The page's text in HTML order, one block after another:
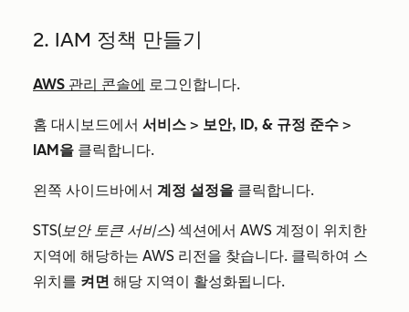
2. IAM 정책 만들기
AWS 관리 콘솔에 로그인합니다.
홈 대시보드에서 서비스 > 보안, ID, & 규정 준수 >
IAM을 클릭합니다.
왼쪽 사이드바에서 계정 설정을 클릭합니다.
STS(보안 토큰 서비스) 섹션에서 AWS 계정이 위치한
지역에 해당하는 AWS 리전을 찾습니다. 클릭하여 스
위치를 켜면 해당 지역이 활성화됩니다.